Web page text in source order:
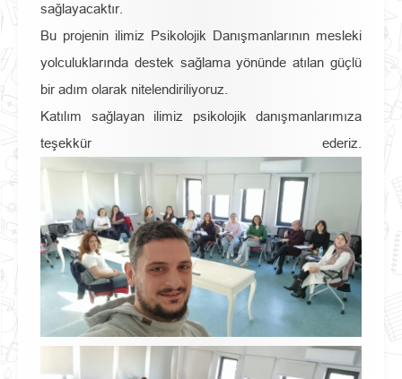
sağlayacaktır.
Bu projenin ilimiz Psikolojik Danışmanlarının mesleki
yolculuklarında destek sağlama yönünde atılan güçlü
bir adım olarak nitelendiriliyoruz.
Katılım sağlayan ilimiz psikolojik danışmanlarımıza
teşekkür ederiz.